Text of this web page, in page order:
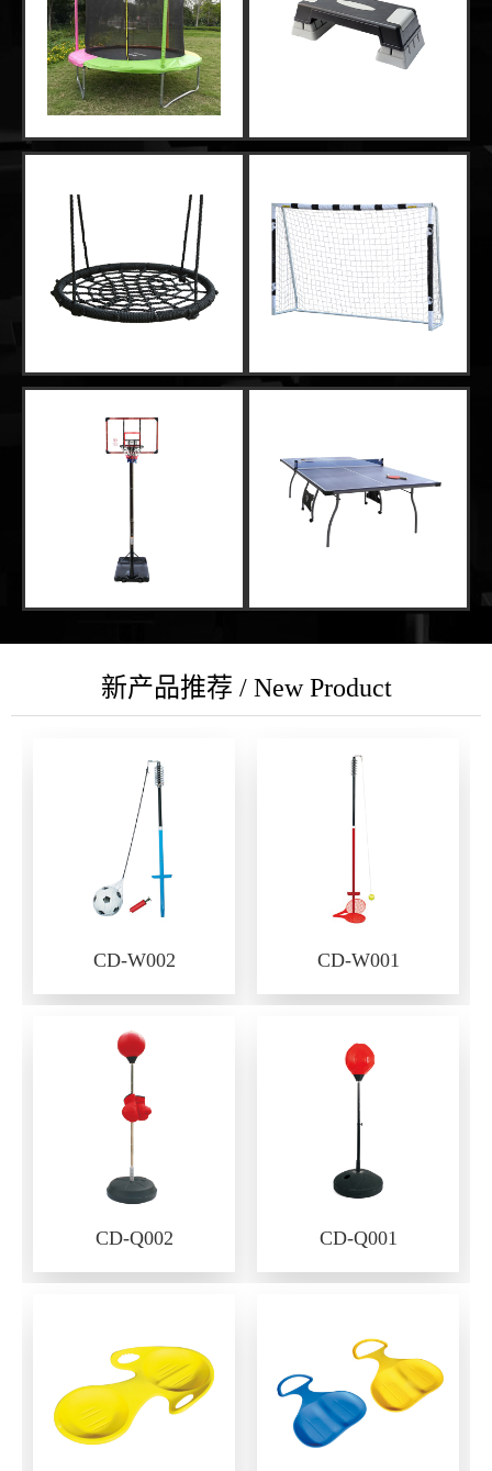
新产品推荐 / New Product
CD-W002 CD-W001
CD-Q002 CD-Q001